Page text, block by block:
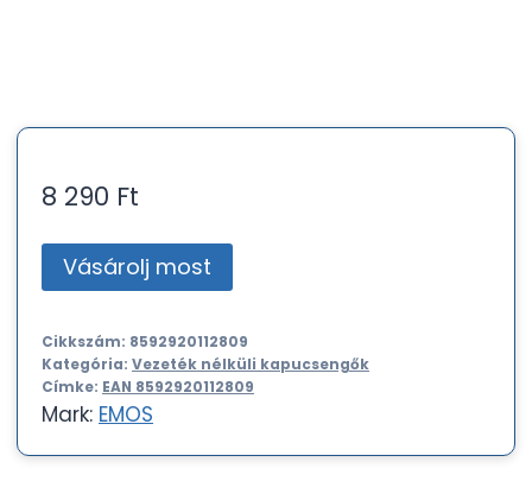
8 290 Ft
Vásárolj most
Cikkszám: 8592920112809
Kategória: Vezeték nélküli kapucsengők
Címke: EAN 8592920112809
Mark: EMOS